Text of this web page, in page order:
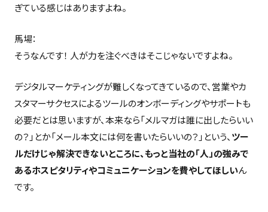
ぎている感じはありますよね。
馬場：
そうなんです！ 人が力を注ぐべきはそこじゃないですよね。
デジタルマーケティングが難しくなってきているので、営業やカ
スタマーサクセスによるツールのオンボーディングやサポートも
必要だとは思いますが、本来なら「メルマガは誰に出したらいい
の？」とか「メール本文には何を書いたらいいの？」という、 ツー
ルだけじゃ解決できないところに、もっと当社の「人」の強みで
あるホスピタリティやコミュニケーションを費やしてほしいん
です。